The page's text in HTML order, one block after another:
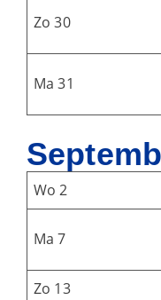
Zo 30
Ma 31
Wo 2
Ma 7
Zo 13